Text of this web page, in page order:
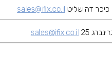
sales@ifix.co.il
25
sales@ifix.co.il